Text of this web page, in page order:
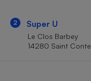
2 Super U
Le Clos Barbey
14280 Saint